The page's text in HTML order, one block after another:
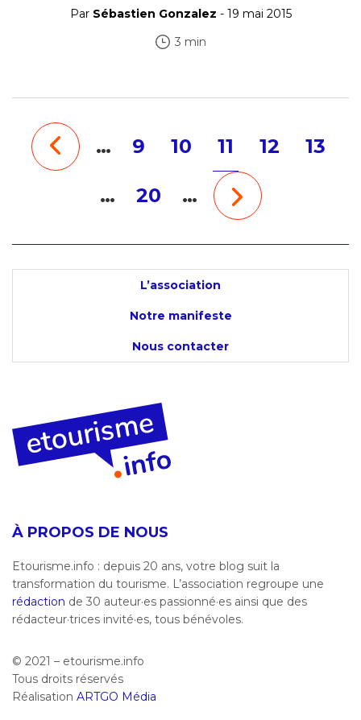
Par Sébastien Gonzalez - 19 mai 2015
3 min
… 9 10 11 12 13
… 20 …
L’association
Notre manifeste
Nous contacter
À PROPOS DE NOUS
Etourisme.info : depuis 20 ans, votre blog suit la
transformation du tourisme. L’association regroupe une
rédaction de 30 auteur·es passionné·es ainsi que des
rédacteur·trices invité·es, tous bénévoles.
© 2021 – etourisme.info
Tous droits réservés
Réalisation ARTGO Média